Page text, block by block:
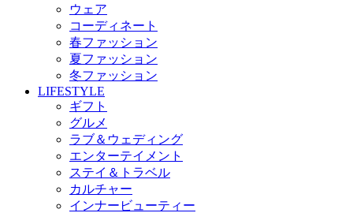
ウェア
コーディネート
春ファッション
夏ファッション
冬ファッション
LIFESTYLE
ギフト
グルメ
ラブ＆ウェディング
エンターテイメント
ステイ＆トラベル
カルチャー
インナービューティー